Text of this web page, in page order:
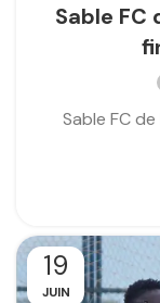
Sable FC
Sable FC
19
JUIN